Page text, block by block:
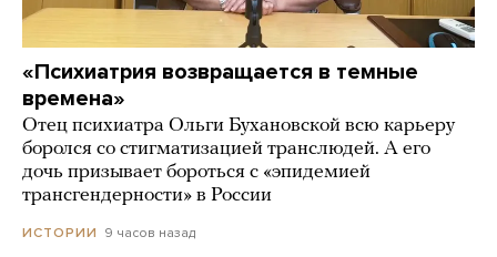
«Психиатрия возвращается в темные
времена»
Отец психиатра Ольги Бухановской всю карьеру
боролся со стигматизацией транслюдей. А его
дочь призывает бороться с «эпидемией
трансгендерности» в России
ИСТОРИИ 9 часов назад